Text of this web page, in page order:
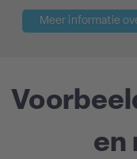
Meer informatie
en